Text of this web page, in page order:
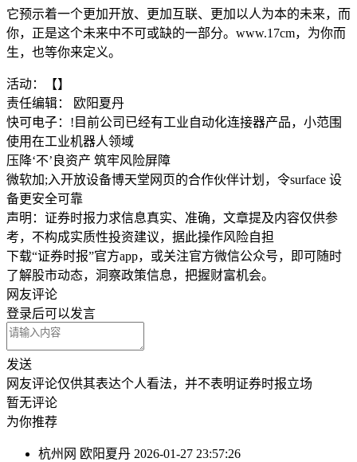
它预示着一个更加开放、更加互联、更加以人为本的未来，而
你，正是这个未来中不可或缺的一部分。www.17cm，为你而
生，也等你来定义。
活动：【】
责任编辑： 欧阳夏丹
快可电子：!目前公司已经有工业自动化连接器产品，小范围
使用在工业机器人领域
压降‘不’良资产 筑牢风险屏障
微软加;入开放设备博天堂网页的合作伙伴计划，令surface 设
备更安全可靠
声明：证券时报力求信息真实、准确，文章提及内容仅供参
考，不构成实质性投资建议，据此操作风险自担
下载“证券时报”官方app，或关注官方微信公众号，即可随时
了解股市动态，洞察政策信息，把握财富机会。
网友评论
登录后可以发言
发送
网友评论仅供其表达个人看法，并不表明证券时报立场
暂无评论
为你推荐
杭州网 欧阳夏丹 2026-01-27 23:57:26